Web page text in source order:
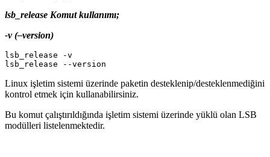
lsb_release Komut kullanımı;
-v (–version)
lsb_release -v
Linux işletim sistemi üzerinde paketin desteklenip/desteklenmediğini
kontrol etmek için kullanabilirsiniz.
Bu komut çalıştırıldığında işletim sistemi üzerinde yüklü olan LSB
modülleri listelenmektedir.